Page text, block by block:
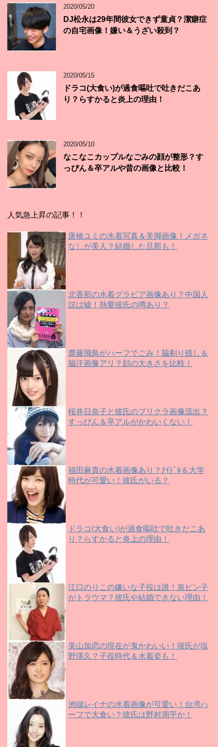
2020/05/20
DJ松永は29年間彼女できず童貞？潔癖症
の自宅画像！嫌い＆うざい殺到？
2020/05/15
ドラコ(大食い)が過食嘔吐で吐きだこあ
り？らすかると炎上の理由！
2020/05/10
なこなこカップルなごみの顔が整形？す
っぴん＆卒アルや昔の画像と比較！
人気急上昇の記事！！
唐橋ユミの水着写真＆美脚画像！メガネ
なしが美人？結婚した旦那も！
北香那の水着グラビア画像あり？中国人
説は嘘！熱愛彼氏の噂あり？
齋藤飛鳥がハーフでごみ！脇剃り残し＆
脇汗画像アリ？顔の大きさを比較！
桜井日奈子と彼氏のプリクラ画像流出？
すっぴん＆卒アルがかわいくない！
福田麻貴の水着画像あり？ｱｲﾄﾞﾙ＆大学
時代が可愛い！彼氏がいる？
ドラコ(大食い)が過食嘔吐で吐きだこあ
り？らすかると炎上の理由！
江口のりこの嫌いな子役は誰！泉ピン子
がトラウマ？彼氏や結婚できない理由！
美山加恋の現在が鬼かわいい！彼氏が塩
野瑛久？子役時代＆水着姿も！
池端レイナの水着画像が可愛い！台湾ハ
ーフで大食い？彼氏は野村周平か！